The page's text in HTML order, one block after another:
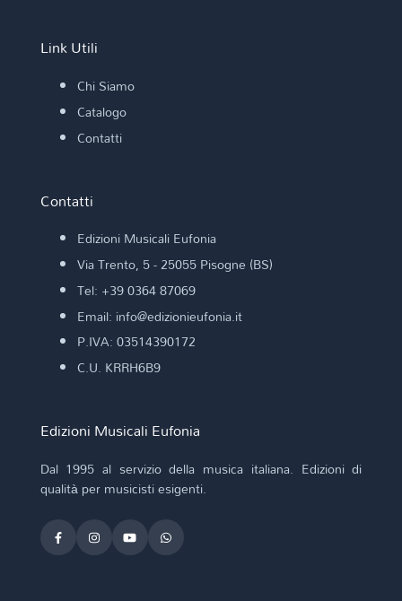
Link Utili
Chi Siamo
Catalogo
Contatti
Contatti
Edizioni Musicali Eufonia
Via Trento, 5 - 25055 Pisogne (BS)
Tel: +39 0364 87069
Email: info@edizionieufonia.it
P.IVA: 03514390172
C.U. KRRH6B9
Edizioni Musicali Eufonia
Dal 1995 al servizio della musica italiana. Edizioni di
qualità per musicisti esigenti.